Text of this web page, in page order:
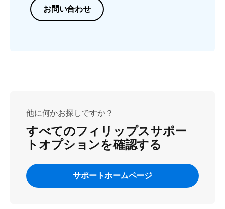
お問い合わせ
他に何かお探しですか？
すべてのフィリップスサポー
トオプションを確認する
サポートホームページ